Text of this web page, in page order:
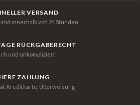
VERSAND
innerhalb von 24 Stunden
RÜCKGABERECHT
und unkompliziert
ZAHLUNG
Kreditkarte, Überweisung